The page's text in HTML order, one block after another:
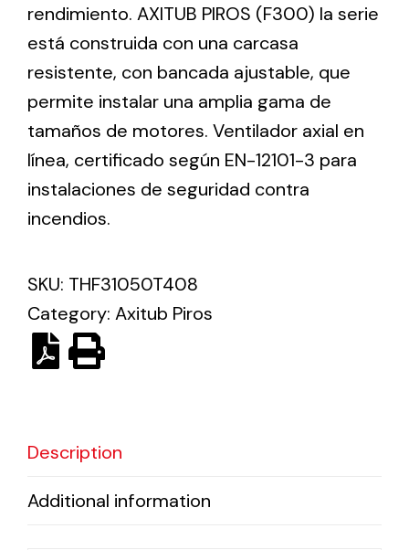
different uses
Iluminación Solar
Variedad de soluciones solares para todo tipo
de necesidades.
Solar lighting
rendimiento. AXITUB PIROS (F300) la serie
está construida con una carcasa
resistente, con bancada ajustable, que
permite instalar una amplia gama de
tamaños de motores. Ventilador axial en
línea, certificado según EN-12101-3 para
instalaciones de seguridad contra
incendios.
SKU: THF31050T408
Category: Axitub Piros
Description
Additional information